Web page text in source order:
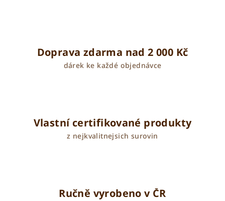
Doprava zdarma nad 2 000 Kč
dárek ke každé objednávce
Vlastní certifikované produkty
z nejkvalitnejsich surovin
Ručně vyrobeno v ČR